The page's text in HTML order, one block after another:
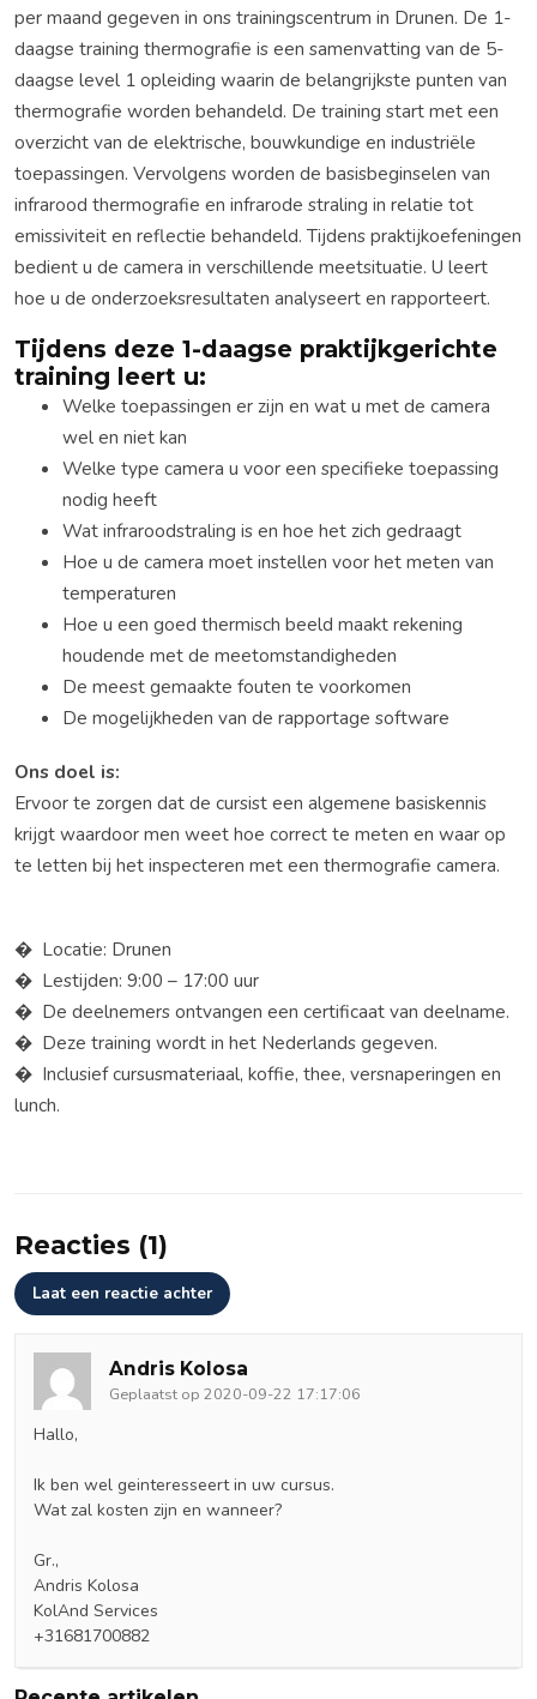
per maand gegeven in ons trainingscentrum in Drunen. De 1-
daagse training thermografie is een samenvatting van de 5-
daagse level 1 opleiding waarin de belangrijkste punten van
thermografie worden behandeld. De training start met een
overzicht van de elektrische, bouwkundige en industriële
toepassingen. Vervolgens worden de basisbeginselen van
infrarood thermografie en infrarode straling in relatie tot
emissiviteit en reflectie behandeld. Tijdens praktijkoefeningen
bedient u de camera in verschillende meetsituatie. U leert
hoe u de onderzoeksresultaten analyseert en rapporteert.
Tijdens deze 1-daagse praktijkgerichte
training leert u:
Welke toepassingen er zijn en wat u met de camera
wel en niet kan
Welke type camera u voor een specifieke toepassing
nodig heeft
Wat infraroodstraling is en hoe het zich gedraagt
Hoe u de camera moet instellen voor het meten van
temperaturen
Hoe u een goed thermisch beeld maakt rekening
houdende met de meetomstandigheden
De meest gemaakte fouten te voorkomen
De mogelijkheden van de rapportage software
Ons doel is:
Ervoor te zorgen dat de cursist een algemene basiskennis
krijgt waardoor men weet hoe correct te meten en waar op
te letten bij het inspecteren met een thermografie camera.
Locatie: Drunen
Lestijden: 9:00 – 17:00 uur
De deelnemers ontvangen een certificaat van deelname.
Deze training wordt in het Nederlands gegeven.
Inclusief cursusmateriaal, koffie, thee, versnaperingen en
lunch.
Reacties (1)
Laat een reactie achter
Andris Kolosa
Geplaatst op 2020-09-22 17:17:06
Hallo,
Ik ben wel geinteresseert in uw cursus.
Wat zal kosten zijn en wanneer?
Gr.,
Andris Kolosa
KolAnd Services
+31681700882